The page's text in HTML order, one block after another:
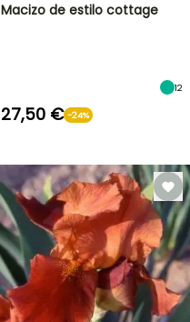
Macizo de estilo cottage
12
27,50 € -24%